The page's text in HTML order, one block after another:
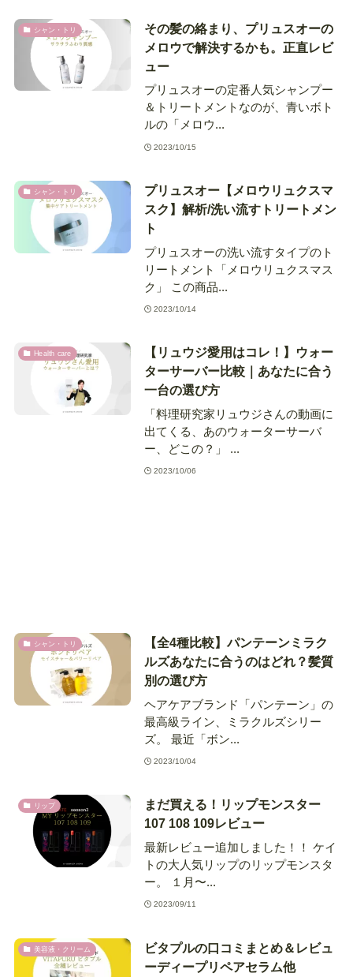
シャン・トリ
その髪の絡まり、プリュスオーの
メロウで解決するかも。正直レビ
ュー
プリュスオーの定番人気シャンプー
＆トリートメントなのが、青いボト
ルの「メロウ...
2023/10/15
シャン・トリ
プリュスオー【メロウリュクスマ
スク】解析/洗い流すトリートメン
ト
プリュスオーの洗い流すタイプのト
リートメント「メロウリュクスマス
ク」 この商品...
2023/10/14
Health care
【リュウジ愛用はコレ！】ウォー
ターサーバー比較｜あなたに合う
一台の選び方
「料理研究家リュウジさんの動画に
出てくる、あのウォーターサーバ
ー、どこの？」 ...
2023/10/06
シャン・トリ
【全4種比較】パンテーンミラク
ルズあなたに合うのはどれ？髪質
別の選び方
ヘアケアブランド「パンテーン」の
最高級ライン、ミラクルズシリー
ズ。 最近「ボン...
2023/10/04
リップ
まだ買える！リップモンスター
107 108 109レビュー
最新レビュー追加しました！！ ケイ
トの大人気リップのリップモンスタ
ー。 １月〜...
2023/09/11
美容液・クリーム
ビタプルの口コミまとめ＆レビュ
ーディープリペアセラム他